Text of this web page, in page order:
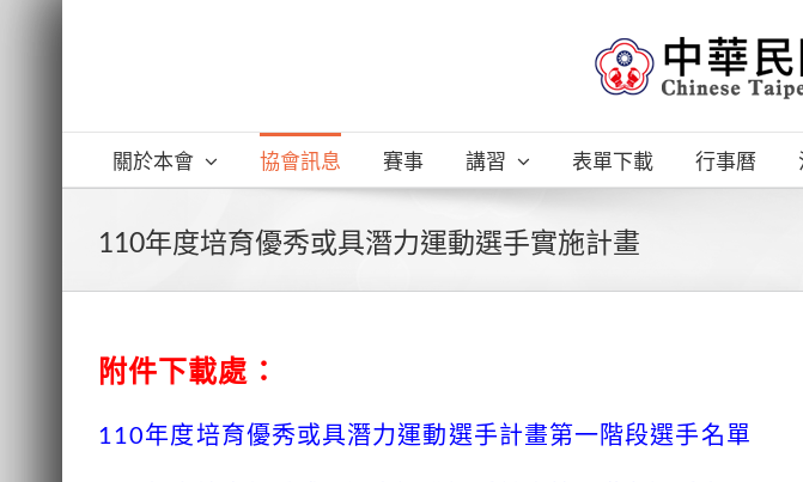
關於本會 協會訊息 賽事 講習 表單下載 行事曆
110年度培育優秀或具潛力運動選手實施計畫
附件下載處：
110年度培育優秀或具潛力運動選手計畫第一階段選手名單